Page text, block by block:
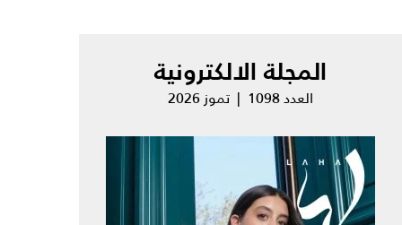
المجلة الالكترونية
العدد 1098 | تموز 2026